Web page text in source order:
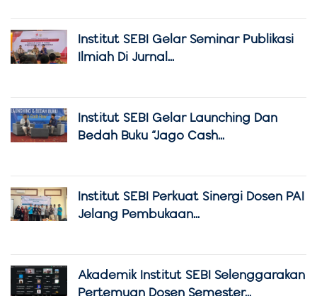
Institut SEBI Gelar Seminar Publikasi
Ilmiah Di Jurnal...
Institut SEBI Gelar Launching Dan
Bedah Buku “Jago Cash...
Institut SEBI Perkuat Sinergi Dosen PAI
Jelang Pembukaan...
Akademik Institut SEBI Selenggarakan
Pertemuan Dosen Semester...